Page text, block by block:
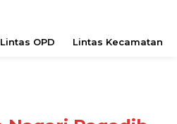
Lintas OPD Lintas Kecamatan